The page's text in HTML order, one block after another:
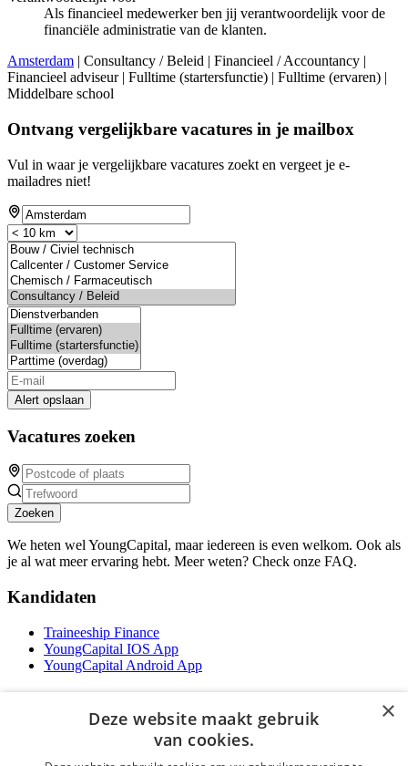
Als financieel medewerker ben jij verantwoordelijk voor de
financiële administratie van de klanten.
Amsterdam | Consultancy / Beleid | Financieel / Accountancy |
Financieel adviseur | Fulltime (startersfunctie) | Fulltime (ervaren) |
Middelbare school
Ontvang vergelijkbare vacatures in je mailbox
Vul in waar je vergelijkbare vacatures zoekt en vergeet je e-
mailadres niet!
Alert opslaan
Vacatures zoeken
Zoeken
We heten wel YoungCapital, maar iedereen is even welkom. Ook als
je al wat meer ervaring hebt. Meer weten? Check onze FAQ.
Kandidaten
Traineeship Finance
YoungCapital IOS App
YoungCapital Android App
×
Deze website maakt gebruik
van cookies.